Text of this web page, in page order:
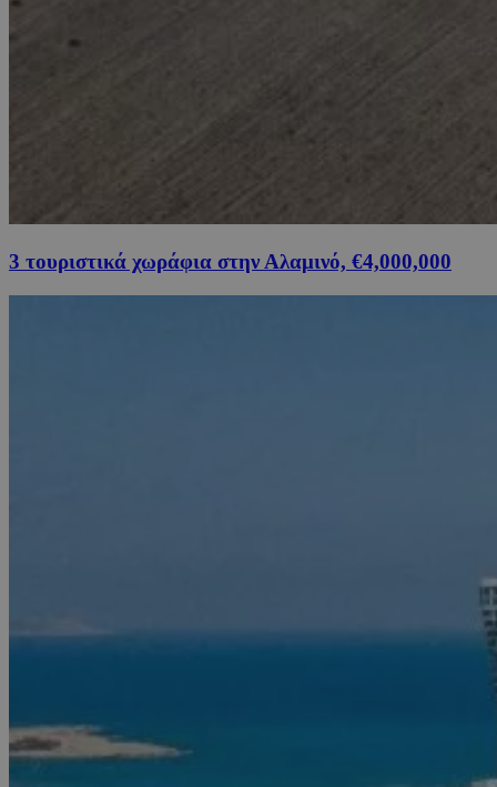
3 τουριστικά χωράφια στην Αλαμινό, €4,000,000